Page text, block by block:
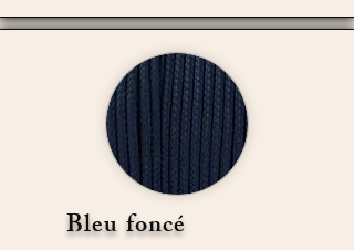
Bleu foncé